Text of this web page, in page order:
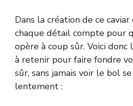
Dans la création de ce caviar
chaque détail compte pour
opère à coup sûr. Voici donc
à retenir pour faire fondre
sûr, sans jamais voir le bol
lentement :